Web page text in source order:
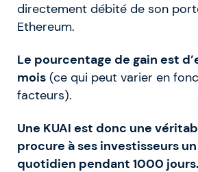
directement débité de son
Ethereum.
Le pourcentage de gain est
mois (ce qui peut varier en
facteurs).
Une KUAI est donc une
procure à ses investisseurs
quotidien pendant 1000 jours.